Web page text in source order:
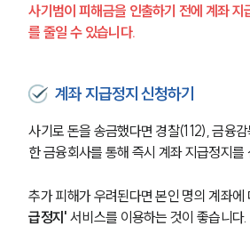
사기범이 피해금을 인출하기 전에 계좌 지
를 줄일 수 있습니다.
계좌 지급정지 신청하기
사기로 돈을 송금했다면 경찰(112), 금융
한 금융회사를 통해 즉시 계좌 지급정지를
추가 피해가 우려된다면 본인 명의 계좌에
급정지' 서비스를 이용하는 것이 좋습니다.